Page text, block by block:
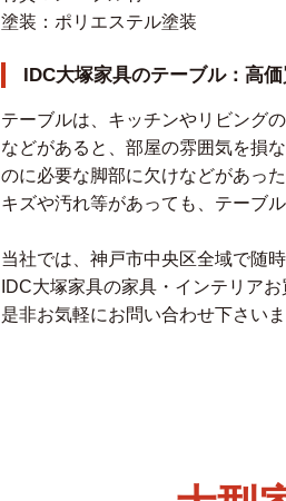
塗装：ポリエステル塗装
IDC大塚家具のテーブル：高
テーブルは、キッチンやリビング
などがあると、部屋の雰囲気を損
のに必要な脚部に欠けなどがあっ
キズや汚れ等があっても、テーブ
当社では、神戸市中央区全域で随
IDC大塚家具の家具・インテリア
是非お気軽にお問い合わせ下さい